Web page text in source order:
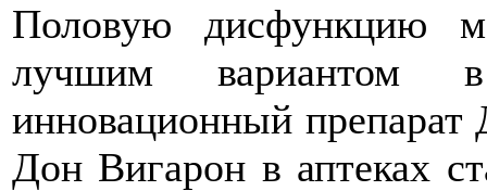
Половую дисфункцию
лучшим вариантом
инновационный препарат
Дон Вигарон в аптеках